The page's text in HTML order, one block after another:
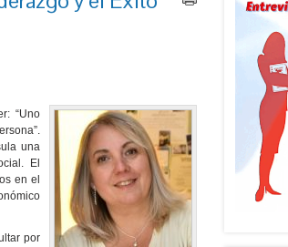
“Uno
una
El
en el
por